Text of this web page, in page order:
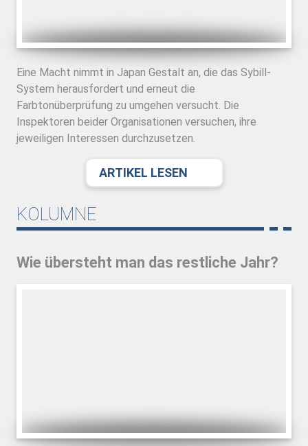
Eine Macht nimmt in Japan Gestalt an, die das Sybill-
System herausfordert und erneut die
Farbtonüberprüfung zu umgehen versucht. Die
Inspektoren beider Organisationen versuchen, ihre
jeweiligen Interessen durchzusetzen.
ARTIKEL LESEN
KOLUMNE
Wie übersteht man das restliche Jahr?